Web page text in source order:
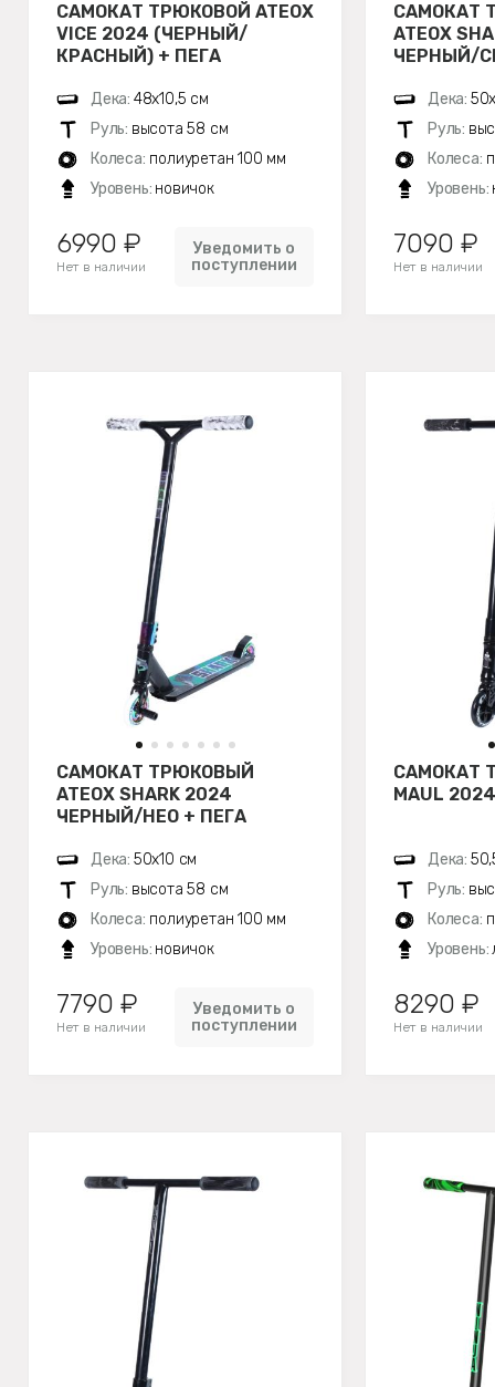
САМОКАТ ТРЮКОВОЙ ATEOX
VICE 2024 (ЧЕРНЫЙ/
КРАСНЫЙ) + ПЕГА
Дека: 48х10,5 см
Руль: высота 58 см
Колеса: полиуретан 100 мм
Уровень: новичок
6990 ₽
Нет в наличии
Уведомить о
поступлении
САМОКАТ
ATEOX
ЧЕРНЫЙ/
Дека:
Руль:
Колеса:
Уровень:
7090 ₽
Нет в наличии
САМОКАТ ТРЮКОВЫЙ
ATEOX SHARK 2024
ЧЕРНЫЙ/НЕО + ПЕГА
Дека: 50х10 см
Руль: высота 58 см
Колеса: полиуретан 100 мм
Уровень: новичок
7790 ₽
Нет в наличии
Уведомить о
поступлении
САМОКАТ
MAUL
Дека:
Руль:
Колеса:
Уровень:
8290 ₽
Нет в наличии